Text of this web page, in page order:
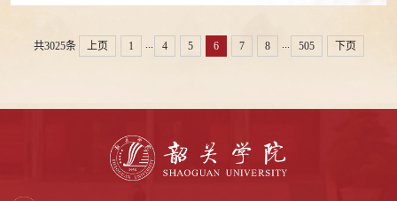
件），现将符合资格的人员名单进行公示。公示时
间，如对公示内容有异议，请以书面形式向学校总务后
勤部反映。以个人名义反映情况的，请提供真实姓名
共3025条 上页 1 ... 4 5 6 7 8 ... 505 下页